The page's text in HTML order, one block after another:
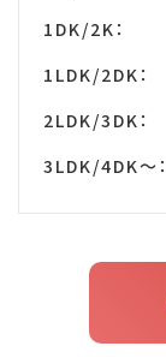
1DK/2K：
1LDK/2DK：
2LDK/3DK：
3LDK/4DK～：